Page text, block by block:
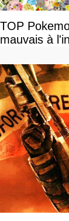
TOP
mauvais à